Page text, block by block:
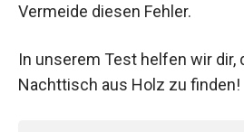
Vermeide diesen Fehler.
In unserem Test helfen wir dir,
Nachttisch aus Holz zu finden!